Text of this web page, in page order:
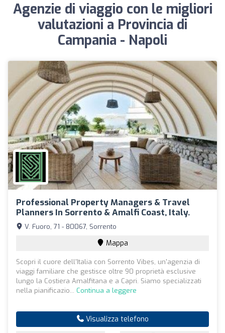
Agenzie di viaggio con le migliori
valutazioni a Provincia di
Campania - Napoli
Professional Property Managers & Travel
Planners In Sorrento & Amalfi Coast, Italy.
V. Fuoro, 71 - 80067, Sorrento
Mappa
Scopri il cuore dell'Italia con Sorrento Vibes, un'agenzia di
viaggi familiare che gestisce oltre 90 proprietà esclusive
lungo la Costiera Amalfitana e a Capri. Siamo specializzati
nella pianificazio... Continua a leggere
Visualizza telefono